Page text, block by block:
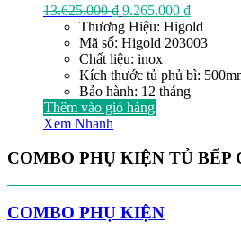
13.625.000₫ Giá
gốc
là:
13.625.000 ₫.
9.265.000 ₫Giá
hiện
tại
Thương Hiệu: Higold
Mã số: Higold 203003
Chất liệu: inox
Kích thước tủ phủ bì:
Bảo hành: 12 tháng
Thêm vào giỏ hàng
Xem Nhanh
COMBO PHỤ KIỆN TỦ BẾP
COMBO PHỤ KIỆN